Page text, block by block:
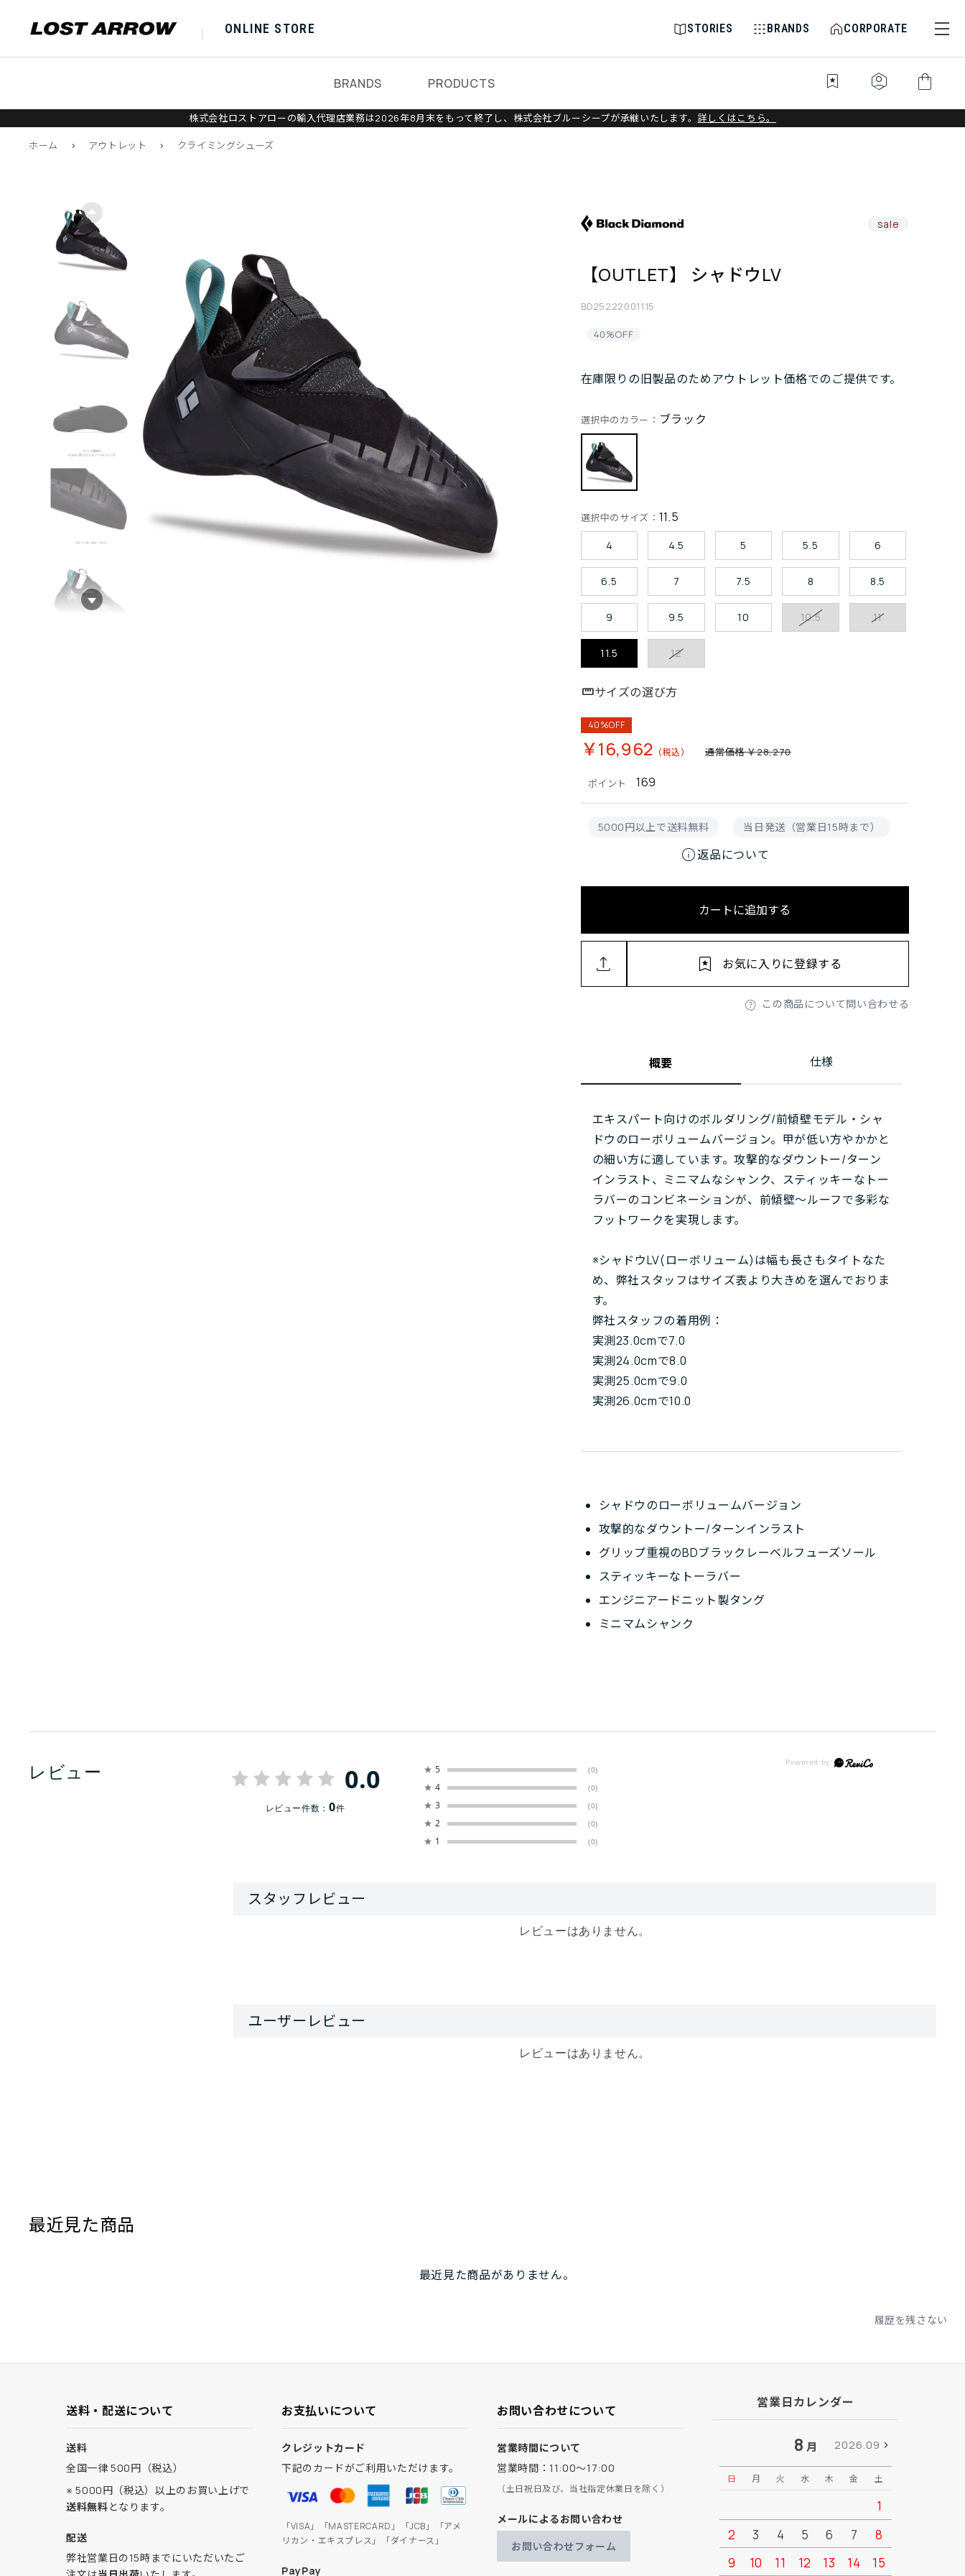
ONLINE STORE STORIES BRANDS CORPORATE
BRANDS PRODUCTS bookmark_star identity_platform shopping_bag
株式会社ロストアローの輸入代理店業務は2026年8月末をもって終了し、株式会社ブルーシープが承継いたします。 詳しくはこちら。
ホーム > アウトレット > クライミングシューズ
sale
【OUTLET】 シャドウLV
BD25222001115
40%OFF
在庫限りの旧製品のためアウトレット価格でのご提供です。
ポイント 169
選択中のカラー： ブラック
選択中のサイズ： 11.5
4 4.5 5 5.5 6
6.5 7 7.5 8 8.5
9 9.5 10 10.5 11
11.5 12
サイズの選び方
5000円以上で送料無料 当日発送（営業日15時まで）
info返品について
40%OFF
￥16,962 通常価格 ￥28,270
カートに追加する
この商品について問い合わせる
お気に入りに登録する
概要 仕様
エキスパート向けのボルダリング/前傾壁モデル・シャ
ドウのローボリュームバージョン。甲が低い方やかかと
の細い方に適しています。攻撃的なダウントー/ターン
インラスト、ミニマムなシャンク、スティッキーなトー
ラバーのコンビネーションが、前傾壁～ルーフで多彩な
フットワークを実現します。
※シャドウLV(ローボリューム)は幅も長さもタイトなた
め、弊社スタッフはサイズ表より大きめを選んでおりま
す。
弊社スタッフの着用例：
実測23.0cmで7.0
実測24.0cmで8.0
実測25.0cmで9.0
実測26.0cmで10.0
シャドウのローボリュームバージョン
攻撃的なダウントー/ターンインラスト
グリップ重視のBDブラックレーベルフューズソール
スティッキーなトーラバー
エンジニアードニット製タング
ミニマムシャンク
レビュー 0.0
レビュー件数：0件
★ 5 (0)
★ 4 (0)
★ 3 (0)
★ 2 (0)
★ 1 (0)
レビューはありません。
レビューはありません。
最近見た商品
最近見た商品がありません。
履歴を残さない
送料・配送について
送料
全国一律 500円（税込）
※ 5000円（税込）以上のお買い上げで
送料無料となります。
配送
弊社営業日の15時までにいただいたご
お支払いについて
クレジットカード
下記のカードがご利用いただけます。
「VISA」「MASTERCARD」「JCB」「アメ
リカン・エキスプレス」「ダイナース」
PayPay
お問い合わせについて
営業時間について
営業時間：11:00～17:00
（土日祝日及び、当社指定休業日を除く）
メールによるお問い合わせ
お問い合わせフォーム
営業日カレンダー
8 月 2026.09
日 月 火 水 木 金 土
1
2
3 4 5 6 7
8
9
10 11 12 13 14 15